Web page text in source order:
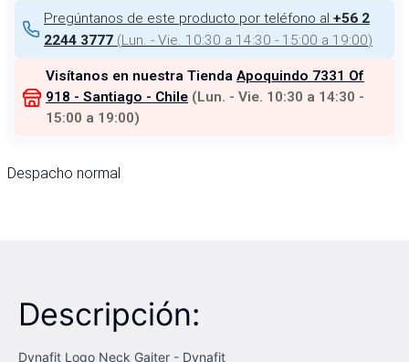
Pregúntanos de este producto por teléfono al +56 2
2244 3777 (Lun. - Vie. 10:30 a 14:30 - 15:00 a 19:00)
Visítanos en nuestra Tienda Apoquindo 7331 Of
918 - Santiago - Chile (Lun. - Vie. 10:30 a 14:30 -
15:00 a 19:00)
Despacho normal
Descripción:
Dynafit Logo Neck Gaiter - Dynafit